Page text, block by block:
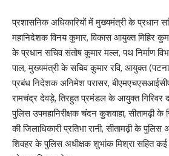
प्रशासनिक अधिकारियों में मुख्यमंत्री के प्रधान
महानिदेशक विनय कुमार, विकास आयुक्त मिहिर
के प्रधान सचिव संतोष कुमार मल्ल, पथ निर्माण
पाल, मुख्यमंत्री के सचिव कुमार रवि, आयुक्त
प्रबंध निदेशक अनिमेश परासर,
रामचंद्र देवड़े, तिरहुत प्रमंडल के आयुक्त गिरिवर
पुलिस उपमहानिरीक्षक चंदन कुशवाहा, सीतामढ़ी के
की जिलाधिकारी प्रतिभा रानी, सीतामढ़ी के
शिवहर के पुलिस अधीक्षक शुभांक मिश्रा सहित कई